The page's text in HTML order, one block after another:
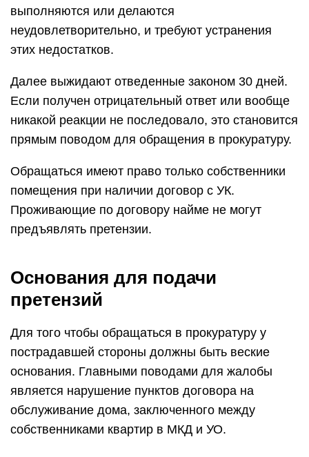
выполняются или делаются
неудовлетворительно, и требуют устранения
этих недостатков.
Далее выжидают отведенные законом 30 дней.
Если получен отрицательный ответ или вообще
никакой реакции не последовало, это становится
прямым поводом для обращения в прокуратуру.
Обращаться имеют право только собственники
помещения при наличии договор с УК.
Проживающие по договору найме не могут
предъявлять претензии.
Основания для подачи
претензий
Для того чтобы обращаться в прокуратуру у
пострадавшей стороны должны быть веские
основания. Главными поводами для жалобы
является нарушение пунктов договора на
обслуживание дома, заключенного между
собственниками квартир в МКД и УО.